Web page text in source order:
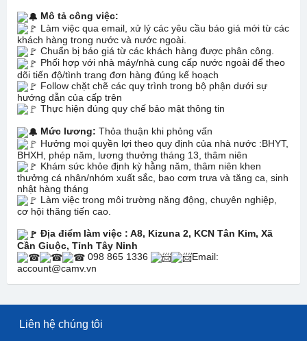
Mô tả công việc:
Làm việc qua email, xử lý các yêu cầu báo giá mới từ các
khách hàng trong nước và nước ngoài.
Chuẩn bị báo giá từ các khách hàng được phân công.
Phối hợp với nhà máy/nhà cung cấp nước ngoài để theo
dõi tiến độ/tình trang đơn hàng đúng kế hoạch
Follow chặt chẽ các quy trình trong bộ phận dưới sự
hướng dẫn của cấp trên
Thực hiện đúng quy chế bảo mật thông tin
Mức lương: Thỏa thuận khi phỏng vấn
Hưởng mọi quyền lợi theo quy định của nhà nước :BHYT,
BHXH, phép năm, lương thưởng tháng 13, thâm niên
Khám sức khỏe định kỳ hằng năm, thâm niên khen
thưởng cá nhân/nhóm xuất sắc, bao cơm trưa và tăng ca, sinh
nhật hàng tháng
Làm việc trong môi trường năng động, chuyên nghiệp,
cơ hội thăng tiến cao.
Địa điểm làm việc : A8, Kizuna 2, KCN Tân Kim, Xã
Cần Giuộc, Tỉnh Tây Ninh
098 865 1336
Email:
account@camv.vn
Liên hệ chúng tôi